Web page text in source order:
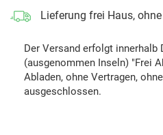
Lieferung frei Haus,
Der Versand erfolgt innerhalb
(ausgenommen Inseln) "Frei
Abladen, ohne Vertragen,
ausgeschlossen.